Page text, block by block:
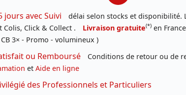
jours avec Suivi
délai selon stocks et disponibilité.
Colis, Click & Collect .
Livraison gratuite(*) en
3× - Promo - volumineux )
ou Remboursé
Conditions de retour ou de
et Aide en ligne
des Professionnels et Particuliers